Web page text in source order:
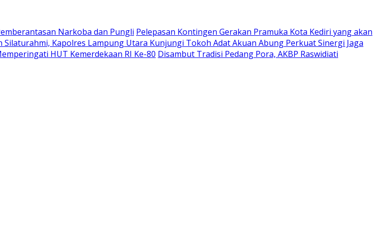
Narkoba dan Pungli Pelepasan Kontingen Gerakan Pramuka Kota Kediri yang akan
Silaturahmi, Kapolres Lampung Utara Kunjungi Tokoh Adat Akuan Abung Perkuat Sinergi Jaga
HUT Kemerdekaan RI Ke-80 Disambut Tradisi Pedang Pora, AKBP Raswidiati